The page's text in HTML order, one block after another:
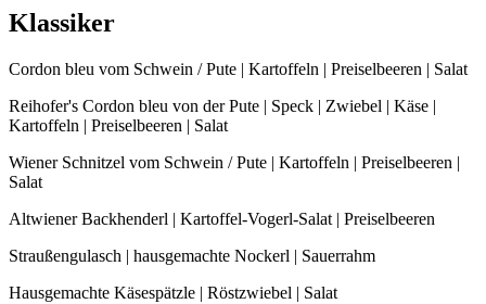
Klassiker
Cordon bleu vom Schwein / Pute | Kartoffeln | Preiselbeeren | Salat
Reihofer's Cordon bleu von der Pute | Speck | Zwiebel | Käse |
Kartoffeln | Preiselbeeren | Salat
Wiener Schnitzel vom Schwein / Pute | Kartoffeln | Preiselbeeren |
Salat
Altwiener Backhenderl | Kartoffel-Vogerl-Salat | Preiselbeeren
Straußengulasch | hausgemachte Nockerl | Sauerrahm
Hausgemachte Käsespätzle | Röstzwiebel | Salat